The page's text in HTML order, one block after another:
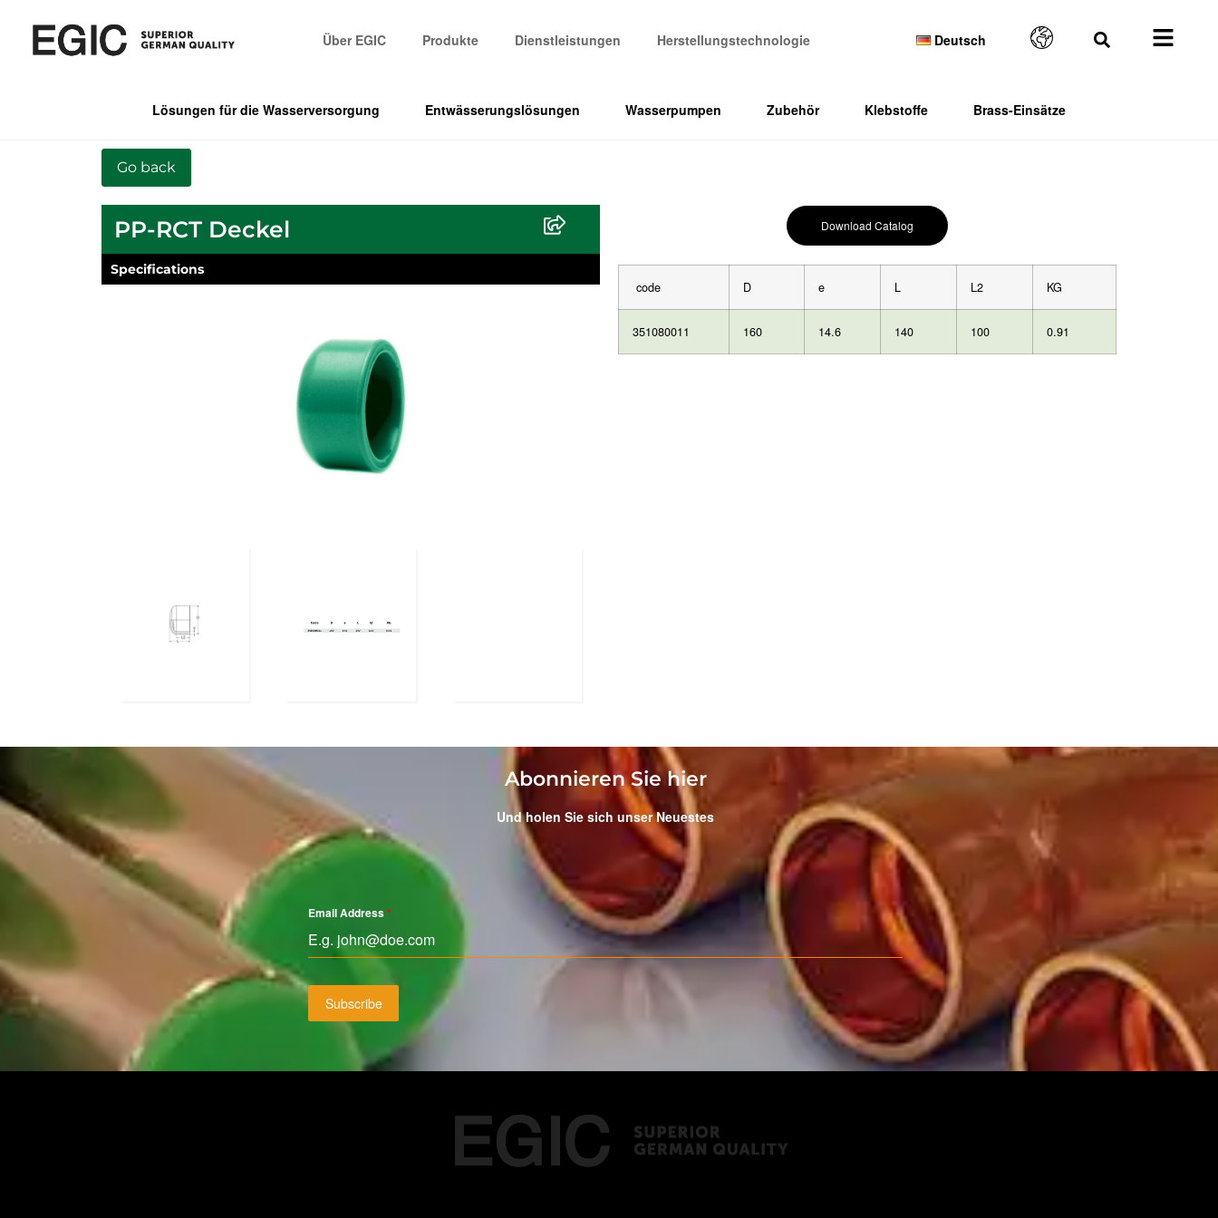
Über EGIC Produkte Dienstleistungen Herstellungstechnologie Deutsch
Lösungen für die Wasserversorgung Entwässerungslösungen Wasserpumpen Zubehör Klebstoffe Brass-Einsätze
PP-RCT Deckel
Specifications
Download Catalog
code D e L L2 KG
351080011 160 14.6 140 100 0.91
Abonnieren Sie hier
Und holen Sie sich unser Neuestes
Email Address*
Subscribe